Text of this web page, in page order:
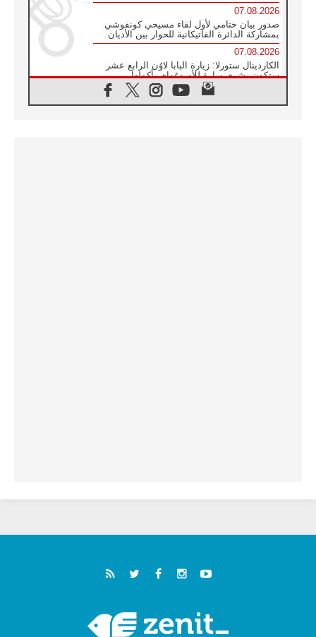
07.08.2026
صدور بيان ختامي لأول لقاء مسيحي كونفوشي
بمشاركة الدائرة الفاتيكانية للحوار بين الأديان
07.08.2026
الكاردينال ستورلا: زيارة البابا لاوُن الرابع عشر
ستكون بشرى سارة للأوروغواي بأكملها
الفاتيكان يعلن برنامج الزيارة الرسولية للبابا لاوُن